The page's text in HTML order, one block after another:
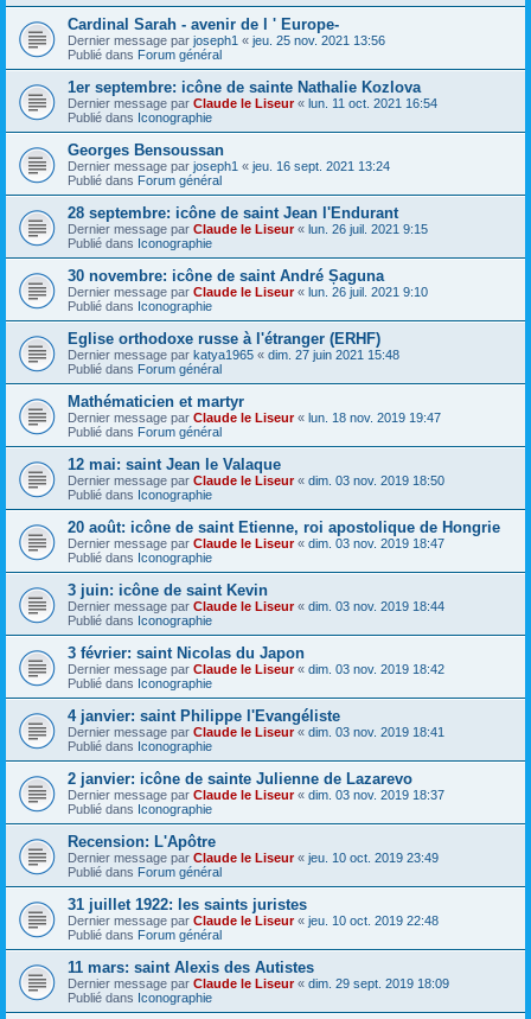
Cardinal Sarah - avenir de l ' Europe-
Dernier message par joseph1 « jeu. 25 nov. 2021 13:56
Publié dans Forum général
1er septembre: icône de sainte Nathalie Kozlova
Dernier message par Claude le Liseur« lun. 11 oct. 2021 16:54
Publié dans Iconographie
Georges Bensoussan
Dernier message par joseph1 « jeu. 16 sept. 2021 13:24
Publié dans Forum général
28 septembre: icône de saint Jean l'Endurant
Dernier message par Claude le Liseur« lun. 26 juil. 2021 9:15
Publié dans Iconographie
30 novembre: icône de saint André Șaguna
Dernier message par Claude le Liseur« lun. 26 juil. 2021 9:10
Publié dans Iconographie
Eglise orthodoxe russe à l'étranger (ERHF)
Dernier message par katya1965 « dim. 27 juin 2021 15:48
Publié dans Forum général
Mathématicien et martyr
Dernier message par Claude le Liseur« lun. 18 nov. 2019 19:47
Publié dans Forum général
12 mai: saint Jean le Valaque
Dernier message par Claude le Liseur« dim. 03 nov. 2019 18:50
Publié dans Iconographie
20 août: icône de saint Etienne, roi apostolique de Hongrie
Dernier message par Claude le Liseur« dim. 03 nov. 2019 18:47
Publié dans Iconographie
3 juin: icône de saint Kevin
Dernier message par Claude le Liseur« dim. 03 nov. 2019 18:44
Publié dans Iconographie
3 février: saint Nicolas du Japon
Dernier message par Claude le Liseur« dim. 03 nov. 2019 18:42
Publié dans Iconographie
4 janvier: saint Philippe l'Evangéliste
Dernier message par Claude le Liseur« dim. 03 nov. 2019 18:41
Publié dans Iconographie
2 janvier: icône de sainte Julienne de Lazarevo
Dernier message par Claude le Liseur« dim. 03 nov. 2019 18:37
Publié dans Iconographie
Recension: L'Apôtre
Dernier message par Claude le Liseur« jeu. 10 oct. 2019 23:49
Publié dans Forum général
31 juillet 1922: les saints juristes
Dernier message par Claude le Liseur« jeu. 10 oct. 2019 22:48
Publié dans Forum général
11 mars: saint Alexis des Autistes
Dernier message par Claude le Liseur« dim. 29 sept. 2019 18:09
Publié dans Iconographie